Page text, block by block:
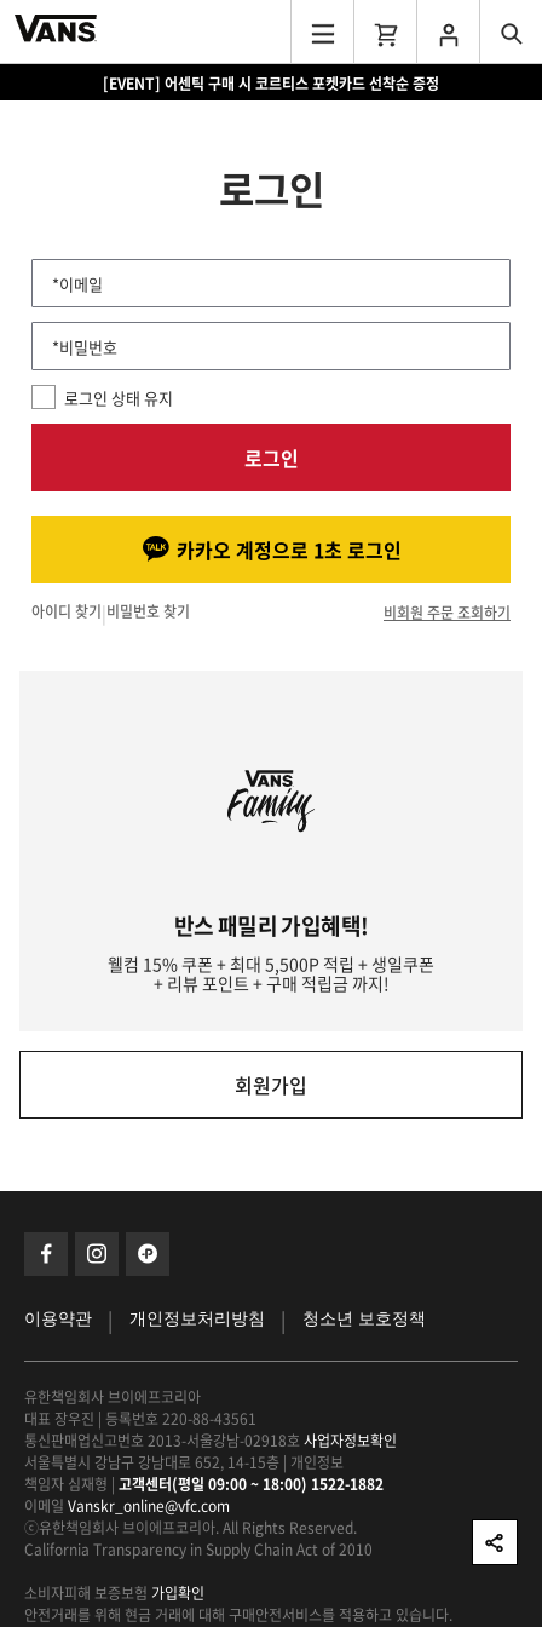
[EVENT] 어센틱 구매 시 코르티스 포켓카드 선착순 증정
로그인
*이메일
*비밀번호
로그인 상태 유지
로그인
카카오 계정으로 1초 로그인
아이디 찾기|비밀번호 찾기 비회원 주문 조회하기
반스 패밀리 가입혜택!
웰컴 15% 쿠폰 + 최대 5,500P 적립 + 생일쿠폰
+ 리뷰 포인트 + 구매 적립금 까지!
회원가입
이용약관 | 개인정보처리방침 | 청소년 보호정책
유한책임회사 브이에프코리아
대표 장우진 | 등록번호 220-88-43561
통신판매업신고번호 2013-서울강남-02918호 사업자정보확인
서울특별시 강남구 강남대로 652, 14-15층 | 개인정보
책임자 심재형 | 고객센터(평일 09:00 ~ 18:00) 1522-1882
이메일 Vanskr_online@vfc.com
ⓒ유한책임회사 브이에프코리아. All Rights Reserved.
California Transparency in Supply Chain Act of 2010
소비자피해 보증보험 가입확인
안전거래를 위해 현금 거래에 대해 구매안전서비스를 적용하고 있습니다.